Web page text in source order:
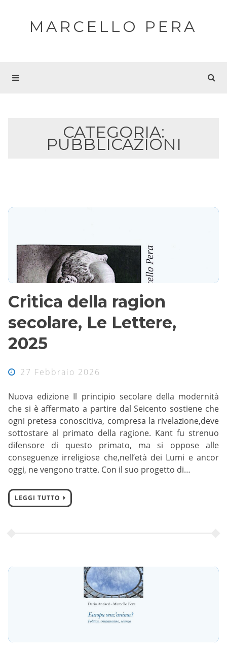
MARCELLO PERA
CATEGORIA:
PUBBLICAZIONI
Critica della ragion
secolare, Le Lettere,
2025
27 Febbraio 2026
Nuova edizione Il principio secolare della modernità
che si è affermato a partire dal Seicento sostiene che
ogni pretesa conoscitiva, compresa la rivelazione,deve
sottostare al primato della ragione. Kant fu strenuo
difensore di questo primato, ma si oppose alle
conseguenze irreligiose che,nell’età dei Lumi e ancor
oggi, ne vengono tratte. Con il suo progetto di…
LEGGI TUTTO